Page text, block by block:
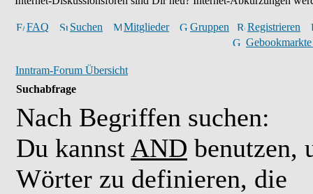
FAQ Suchen Mitglieder Gruppen
Registrieren
Inntram-Forum Übersicht
Suchabfrage
Nach Begriffen suchen:
Du kannst AND benutzen,
Wörter zu definieren, die